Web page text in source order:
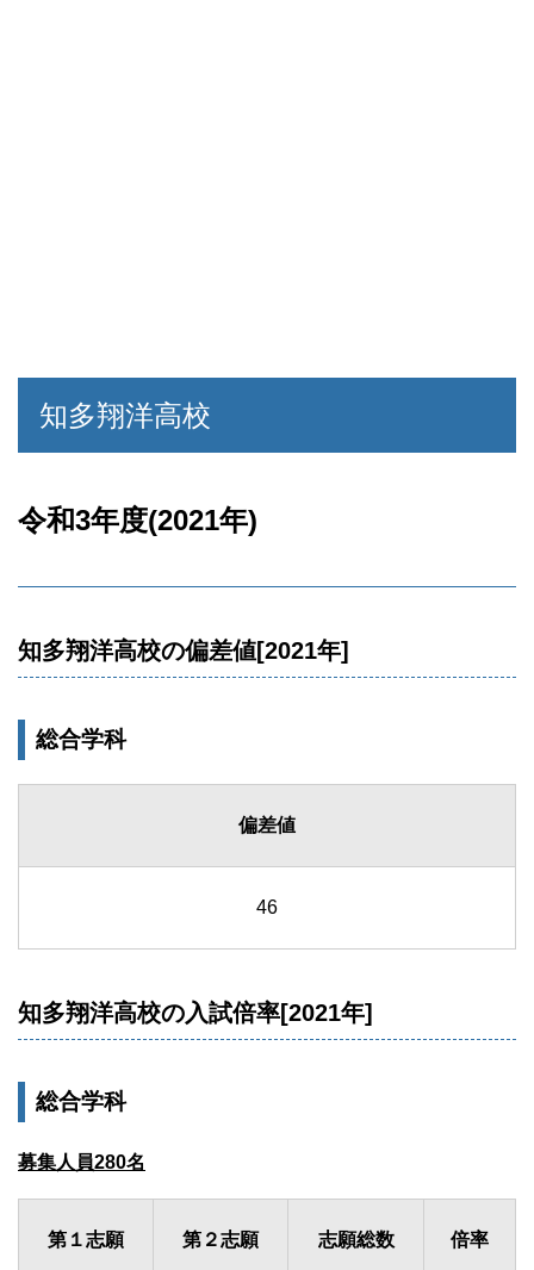
知多翔洋高校
令和3年度(2021年)
知多翔洋高校の偏差値[2021年]
総合学科
偏差値
46
知多翔洋高校の入試倍率[2021年]
総合学科
募集人員280名
第１志願 第２志願 志願総数 倍率